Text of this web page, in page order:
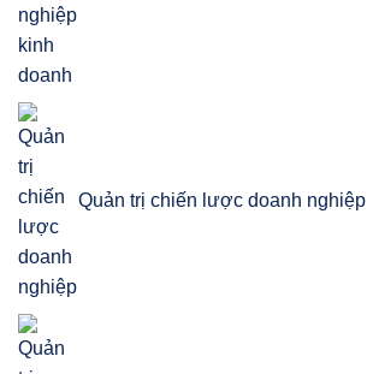
Quản trị chiến lược doanh nghiệp